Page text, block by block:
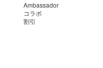
Ambassador
コラボ
割引